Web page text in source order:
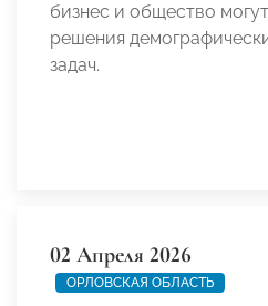
бизнес и общество
решения
задач.
02 Апреля 2026
ОРЛОВСКАЯ ОБЛАСТЬ